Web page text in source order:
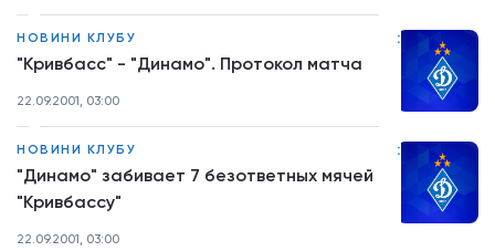
:
НОВИНИ КЛУБУ
"Кривбасс" - "Динамо". Протокол матча
22.09.2001, 03:00
:
НОВИНИ КЛУБУ
"Динамо" забивает 7 безответных мячей
"Кривбассу"
22.09.2001, 03:00